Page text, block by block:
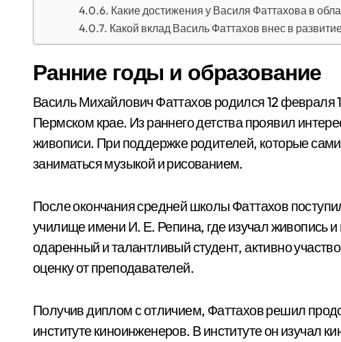
Какие достижения у Василя Фаттахова в
Какой вклад Василь Фаттахов внес в
Ранние годы и образование
Василь Михайлович Фаттахов родился 12 февраля
Пермском крае. Из раннего детства проявил
живописи. При поддержке родителей, которые
заниматься музыкой и рисованием.
После окончания средней школы Фаттахов
училище имени И. Е. Репина, где изучал живопись
одаренный и талантливый студент, активно
оценку от преподавателей.
Получив диплом с отличием, Фаттахов решил
институте киноинженеров. В институте он изучал